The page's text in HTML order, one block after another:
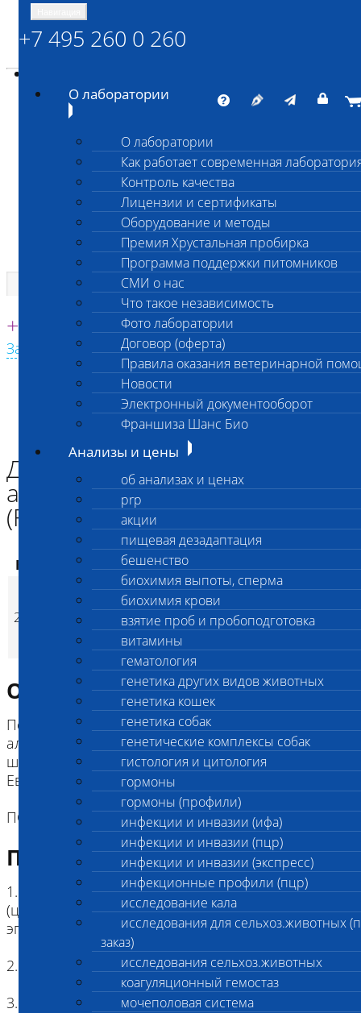
ШАНС БИО
Независимая ветеринарная лаборатория
Единая круглосуточная справочная
+7 495 260 0 260
Заказать звонок с сайта
+7 495 260 0 260
О лаборатории
О лаборатории
Как работает современная
Контроль качества
Лицензии и сертификаты
Оборудование и методы
Премия Хрустальная пробирка
Программа поддержки питомников
СМИ о нас
Что такое независимость
Фото лаборатории
Договор (оферта)
Правила оказания ветеринарной
Новости
Электронный документооборот
Франшиза Шанс Био
Анализы и цены
об анализах и ценах
prp
акции
пищевая дезадаптация
бешенство
биохимия выпоты, сперма
биохимия крови
взятие проб и пробоподготовка
витамины
гематология
генетика других видов животных
генетика кошек
генетика собак
генетические комплексы собак
гистология и цитология
гормоны
гормоны (профили)
инфекции и инвазии (ифа)
инфекции и инвазии (пцр)
инфекции и инвазии (экспресс)
инфекционные профили (пцр)
исследование кала
исследования для сельхоз.животных
заказ)
исследования сельхоз.животных
коагуляционный гемостаз
мочеполовая система
Главная страница
Анализы и цены
ГЕНЕТИКА СОБАК
Длина шерсти Евразиера, аллель L3 (c.556_571del16)
Длина шерсти Евразиера,
аллель L3 (c.556_571del16)
(FGF_L3)
Код Наименование услуг Цена, руб.
2518
Длина шерсти
Евразиера, аллель L3
(c.556_571del16)
(FGF_L3)
3 200p (Время
Описание исследования
Породоспецифичная аутосомно-рецессивная
аллель L3 приводящая к формированию длинной
шерсти, обнаруженная на данный момент у
Евразиеров.
ПОРОДА: Евразиер
Подготовка к исследованию
1. Кровь (2 мл) в пробирке с антикоагулянтом.
(цитрат натрия, К3ЭДТА, К2ЭДТА) , буккальный
эпителий
2. Копия родословной
3. Наличие клейма или чипа